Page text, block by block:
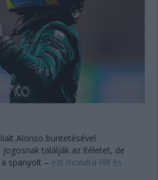
Alonso büntetésével
találják az ítéletet, de
spanyolt – ezt mondta Hill és